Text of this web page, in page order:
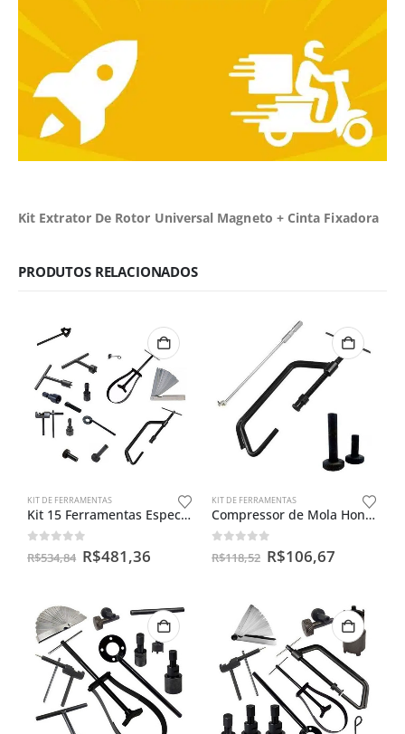
Kit Extrator De Rotor Universal Magneto + Cinta Fixadora
PRODUTOS RELACIONADOS
KIT DE FERRAMENTAS
Kit 15 Ferramentas Especiais Para Motos
out of 5
R$534,84 R$481,36
KIT DE FERRAMENTAS
Compressor de Mola Honda Universal + Chave Regulagem do Ar do Carburador Bico Maior
out of 5
R$118,52 R$106,67